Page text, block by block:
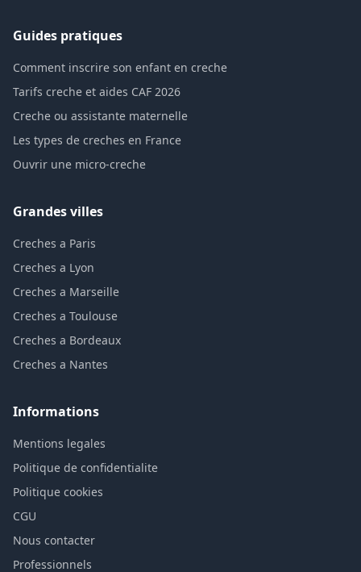
Guides pratiques
Comment inscrire son enfant en creche
Tarifs creche et aides CAF 2026
Creche ou assistante maternelle
Les types de creches en France
Ouvrir une micro-creche
Grandes villes
Creches a Paris
Creches a Lyon
Creches a Marseille
Creches a Toulouse
Creches a Bordeaux
Creches a Nantes
Informations
Mentions legales
Politique de confidentialite
Politique cookies
CGU
Nous contacter
Professionnels